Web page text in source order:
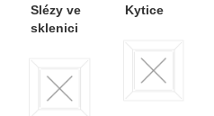
Slézy ve
sklenici
Kytice